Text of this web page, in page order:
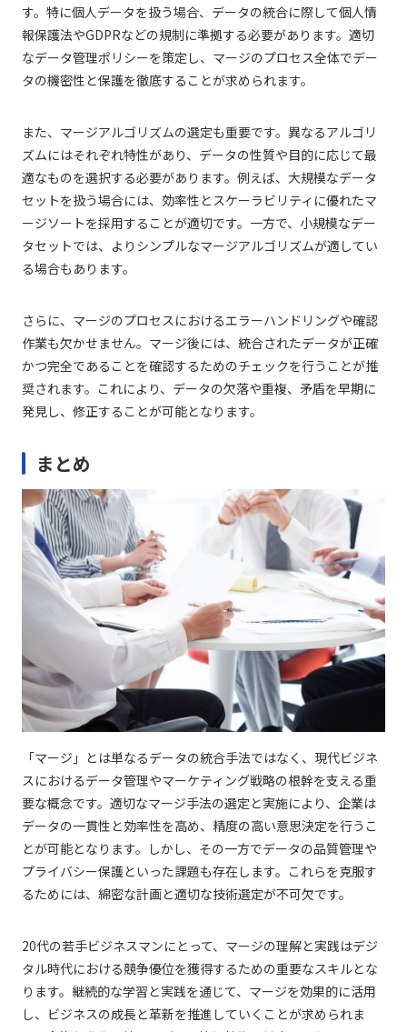
す。特に個人データを扱う場合、データの統合に際して個人情
報保護法やGDPRなどの規制に準拠する必要があります。適切
なデータ管理ポリシーを策定し、マージのプロセス全体でデー
タの機密性と保護を徹底することが求められます。
また、マージアルゴリズムの選定も重要です。異なるアルゴリ
ズムにはそれぞれ特性があり、データの性質や目的に応じて最
適なものを選択する必要があります。例えば、大規模なデータ
セットを扱う場合には、効率性とスケーラビリティに優れたマ
ージソートを採用することが適切です。一方で、小規模なデー
タセットでは、よりシンプルなマージアルゴリズムが適してい
る場合もあります。
さらに、マージのプロセスにおけるエラーハンドリングや確認
作業も欠かせません。マージ後には、統合されたデータが正確
かつ完全であることを確認するためのチェックを行うことが推
奨されます。これにより、データの欠落や重複、矛盾を早期に
発見し、修正することが可能となります。
まとめ
「マージ」とは単なるデータの統合手法ではなく、現代ビジネ
スにおけるデータ管理やマーケティング戦略の根幹を支える重
要な概念です。適切なマージ手法の選定と実施により、企業は
データの一貫性と効率性を高め、精度の高い意思決定を行うこ
とが可能となります。しかし、その一方でデータの品質管理や
プライバシー保護といった課題も存在します。これらを克服す
るためには、綿密な計画と適切な技術選定が不可欠です。
20代の若手ビジネスマンにとって、マージの理解と実践はデジ
タル時代における競争優位を獲得するための重要なスキルとな
ります。継続的な学習と実践を通じて、マージを効果的に活用
し、ビジネスの成長と革新を推進していくことが求められま